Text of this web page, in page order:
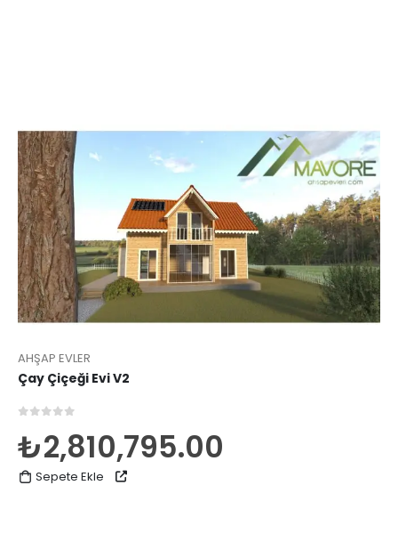
AHŞAP EVLER
Çay Çiçeği Evi V2
₺2,810,795.00
Sepete Ekle